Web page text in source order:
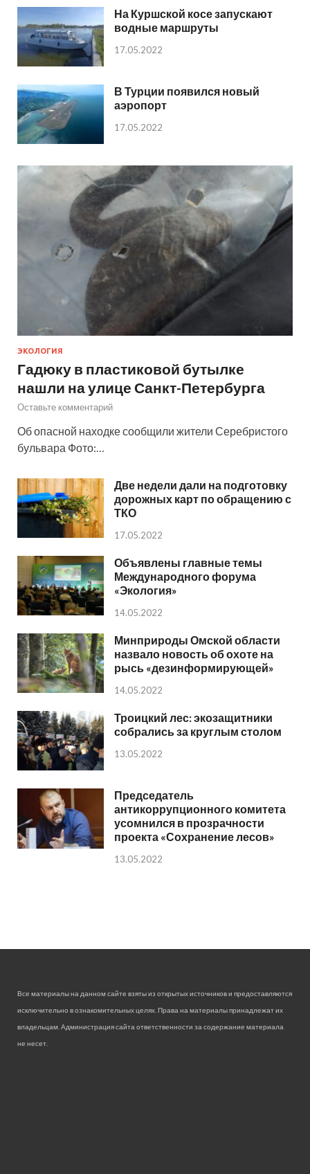
На Куршской косе запускают
водные маршруты
17.05.2022
В Турции появился новый
аэропорт
17.05.2022
ЭКОЛОГИЯ
Гадюку в пластиковой бутылке
нашли на улице Санкт-Петербурга
Оставьте комментарий
Об опасной находке сообщили жители Серебристого
бульвара Фото:…
Две недели дали на подготовку
дорожных карт по обращению с
ТКО
17.05.2022
Объявлены главные темы
Международного форума
«Экология»
14.05.2022
Минприроды Омской области
назвало новость об охоте на
рысь «дезинформирующей»
14.05.2022
Троицкий лес: экозащитники
собрались за круглым столом
13.05.2022
Председатель
антикоррупционного комитета
усомнился в прозрачности
проекта «Сохранение лесов»
13.05.2022
Все материалы на данном сайте взяты из открытых источников и предоставляются
исключительно в ознакомительных целях. Права на материалы принадлежат их
владельцам. Администрация сайта ответственности за содержание материала
не несет.